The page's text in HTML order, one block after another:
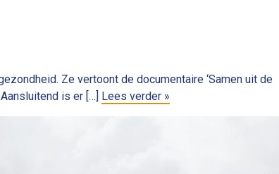
Ze vertoont de documentaire ‘Samen uit de
is er […] Lees verder »